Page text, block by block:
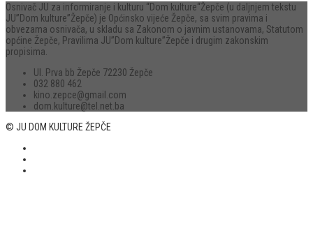
Osnivač JU za informiranje i kulturu “Dom kulture“Žepče (u daljnjem tekstu
JU”Dom kulture”Žepče) je Općinsko vijeće Žepče, sa svim pravima i
obvezama osnivača, u skladu sa Zakonom o javnim ustanovama, Statutom
općine Žepče, Pravilima JU”Dom kulture”Žepče i drugim zakonskim
propisima.
Ul. Prva bb Žepče 72230 Žepče
032 880 462
kino.zepce@gmail.com
dom.kulture@tel.net.ba
© JU DOM KULTURE ŽEPČE